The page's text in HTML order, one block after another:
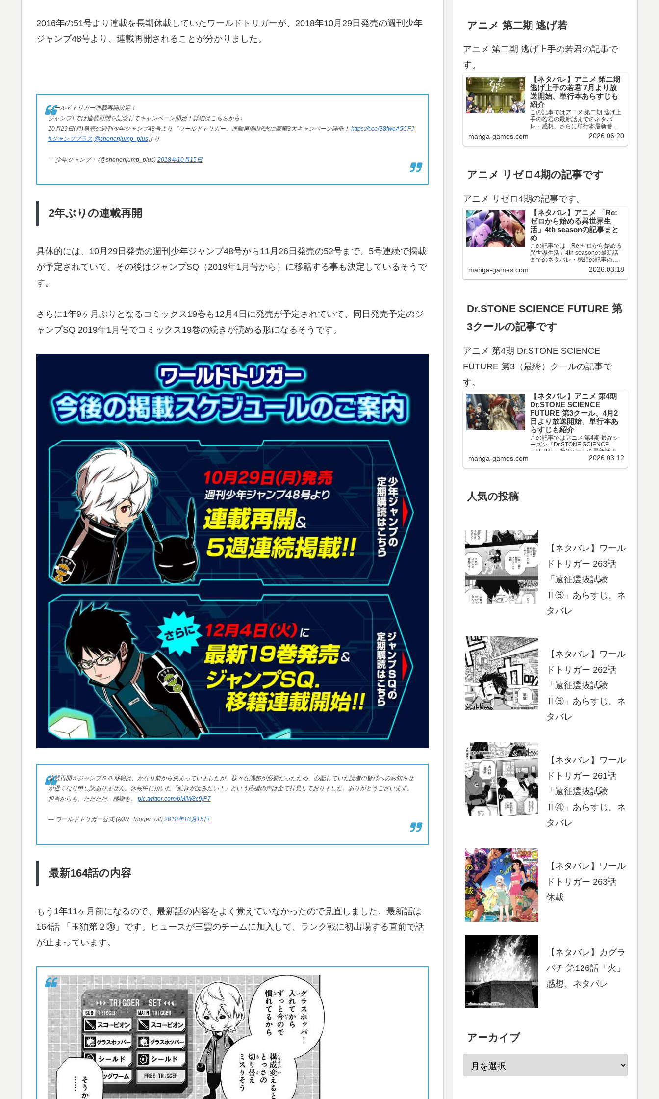
2016年の51号より連載を長期休載していたワールドトリガーが、2018年10月29日発売の週刊少年
ジャンプ48号より、連載再開されることが分かりました。
ワールドトリガー連載再開決定！
ジャンプ+では連載再開を記念してキャンペーン開始！詳細はこちらから↓
10月29日(月)発売の週刊少年ジャンプ48号より『ワールドトリガー』連載再開!!記念に豪華3大キャンペーン開催！ https://t.co/S8fweA5CFJ
#ジャンププラス @shonenjump_plusより
— 少年ジャンプ＋ (@shonenjump_plus) 2018年10月15日
2年ぶりの連載再開
具体的には、10月29日発売の週刊少年ジャンプ48号から11月26日発売の52号まで、5号連続で掲載
が予定されていて、その後はジャンプSQ（2019年1月号から）に移籍する事も決定しているそうで
す。
さらに1年9ヶ月ぶりとなるコミックス19巻も12月4日に発売が予定されていて、同日発売予定のジ
ャンプSQ 2019年1月号でコミックス19巻の続きが読める形になるそうです。
連載再開＆ジャンプＳＱ.移籍は、かなり前から決まっていましたが、様々な調整が必要だったため、心配していた読者の皆様へのお知らせ
が遅くなり申し訳ありません。休載中に頂いた「続きが読みたい！」という応援の声は全て拝見しておりました。ありがとうございます。
担当からも、ただただ、感謝を。 pic.twitter.com/bMiW8c9jP7
— ワールドトリガー公式 (@W_Trigger_off) 2018年10月15日
最新164話の内容
もう1年11ヶ月前になるので、最新話の内容をよく覚えていなかったので見直しました。最新話は
164話 「玉狛第２⑳」です。ヒュースが三雲のチームに加入して、ランク戦に初出場する直前で話
が止まっています。
アニメ 第二期 逃げ若
アニメ 第二期 逃げ上手の若君の記事で
す。
【ネタバレ】アニメ 第二期
逃げ上手の若君 7月より放
送開始、単行本あらすじも
紹介
この記事ではアニメ 第二期 逃げ上
手の若君の最新話までのネタバ
レ・感想、さらに単行本最新巻ま
でのあらすじ・まとめ等をご紹介
します。TVアニメ 逃げ上手の若君
第十三～十五回のネタバレ、感想
manga-games.com 2026.06.20
アニメ リゼロ4期の記事です
アニメ リゼロ4期の記事です。
【ネタバレ】アニメ 「Re:
ゼロから始める異世界生
活」4th seasonの記事まと
め
この記事では「Re:ゼロから始める
異世界生活」4th seasonの最新話
までのネタバレ・感想の記事のリ
ンクや、情報などをまとめていま
す。アニメ 「Re:ゼロから始める異
世界生活」4th season 第67～77話
manga-games.com 2026.03.18
Dr.STONE SCIENCE FUTURE 第
3クールの記事です
アニメ 第4期 Dr.STONE SCIENCE
FUTURE 第3（最終）クールの記事で
す。
【ネタバレ】アニメ 第4期
Dr.STONE SCIENCE
FUTURE 第3クール、4月2
日より放送開始、単行本あ
らすじも紹介
この記事ではアニメ 第4期 最終シ
ーズン『Dr.STONE SCIENCE
FUTURE』第3クールの最新話まで
のネタバレ・感想、さらに単行本
manga-games.com 2026.03.12
人気の投稿
【ネタバレ】ワール
ドトリガー 263話
「遠征選抜試験
Ⅱ⑥」あらすじ、ネ
タバレ
【ネタバレ】ワール
ドトリガー 262話
「遠征選抜試験
Ⅱ⑤」あらすじ、ネ
タバレ
【ネタバレ】ワール
ドトリガー 261話
「遠征選抜試験
Ⅱ④」あらすじ、ネ
タバレ
【ネタバレ】ワール
ドトリガー 263話
休載
【ネタバレ】カグラ
バチ 第126話「火」
感想、ネタバレ
アーカイブ